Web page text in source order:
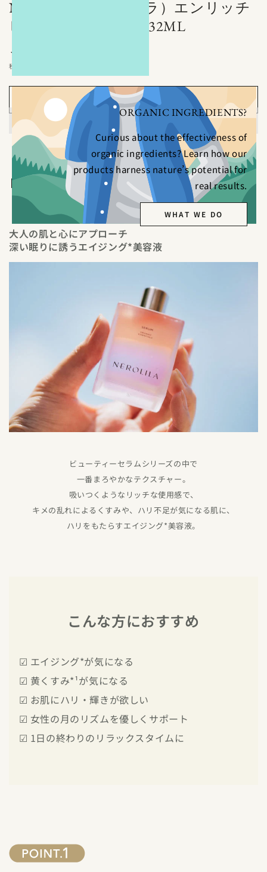
ORGANIC INGREDIENTS?
Curious about the effectiveness of
organic ingredients? Learn how our
products harness nature’s potential for
real results.
WHAT WE DO
NEROLILA（ネロリラ）エンリッチ
ビューティーセラム 32ML
定
価
¥
税込み。
カートに入れる
大人の肌と心にアプローチ
深い眠りに誘うエイジング*美容液
ビューティーセラムシリーズの中で
一番まろやかなテクスチャー。
吸いつくようなリッチな使用感で、
キメの乱れによるくすみや、ハリ不足が気になる肌に、
ハリをもたらすエイジング*美容液。
こんな方におすすめ
☑ エイジング*が気になる
☑ 黄くすみ*¹が気になる
☑ お肌にハリ・輝きが欲しい
☑ 女性の月のリズムを優しくサポート
☑ 1日の終わりのリラックスタイムに